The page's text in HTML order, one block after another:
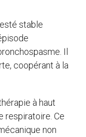
stable
Il
coopérant à la
à haut
respiratoire. Ce
non